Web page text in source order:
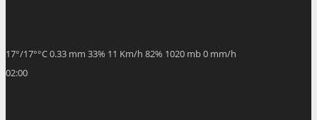
17°/17°°C0.33 mm 33% 11 Km/h 82% 1020 mb0 mm/h
02:00